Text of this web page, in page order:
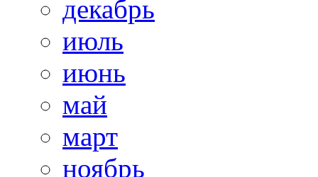
декабрь
июль
июнь
май
март
ноябрь